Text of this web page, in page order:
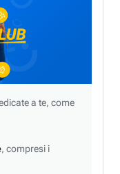
a te, come
, compresi i